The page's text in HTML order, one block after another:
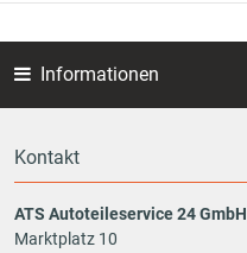
Informationen
Kontakt
ATS Autoteileservice 24 GmbH
Marktplatz 10